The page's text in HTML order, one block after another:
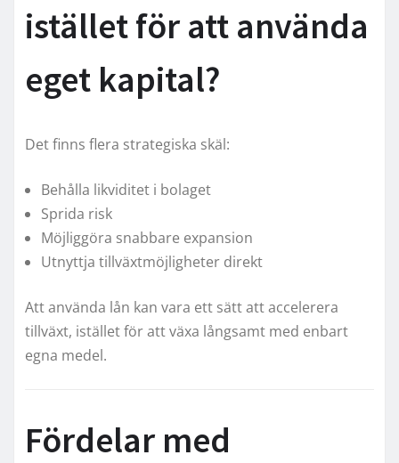
istället för att använda
eget kapital?
Det finns flera strategiska skäl:
Behålla likviditet i bolaget
Sprida risk
Möjliggöra snabbare expansion
Utnyttja tillväxtmöjligheter direkt
Att använda lån kan vara ett sätt att accelerera
tillväxt, istället för att växa långsamt med enbart
egna medel.
Fördelar med